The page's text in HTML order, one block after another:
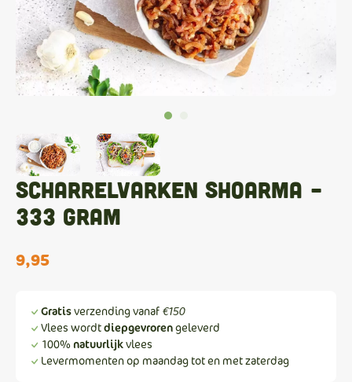
Scharrelvarken Shoarma –
333 gram
9,95
Gratisverzending vanaf €150
Vlees wordtdiepgevrorengeleverd
100% natuurlijkvlees
Levermomenten op maandag tot en met zaterdag